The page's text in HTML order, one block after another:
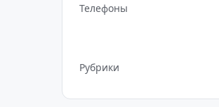
Телефоны
Рубрики